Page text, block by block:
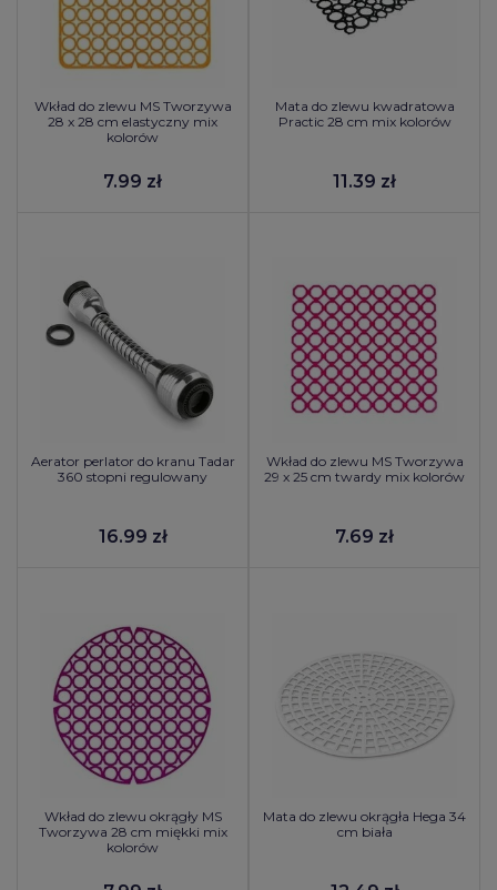
Wkład do zlewu MS Tworzywa
28 x 28 cm elastyczny mix
kolorów
7.99 zł
Mata do zlewu kwadratowa
Practic 28 cm mix kolorów
11.39 zł
Aerator perlator do kranu Tadar
360 stopni regulowany
16.99 zł
Wkład do zlewu MS Tworzywa
29 x 25 cm twardy mix kolorów
7.69 zł
Wkład do zlewu okrągły MS
Tworzywa 28 cm miękki mix
kolorów
Mata do zlewu okrągła Hega 34
cm biała